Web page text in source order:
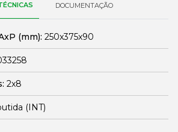
DOCUMENTAÇÃO
(mm): 250x375x90
2x8
(INT)